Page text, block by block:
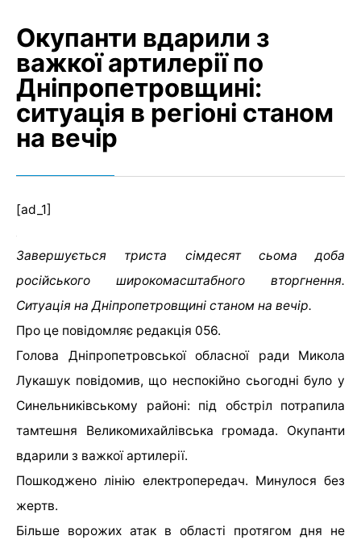
Окупанти вдарили з
важкої артилерії по
Дніпропетровщині:
ситуація в регіоні станом
на вечір
[ad_1]
Завершується триста сімдесят сьома доба
російського широкомасштабного вторгнення.
Ситуація на Дніпропетровщині станом на вечір.
Про це повідомляє редакція 056.
Голова Дніпропетровської обласної ради Микола
Лукашук повідомив, що неспокійно сьогодні було у
Синельниківському районі: під обстріл потрапила
тамтешня Великомихайлівська громада. Окупанти
вдарили з важкої артилерії.
Пошкоджено лінію електропередач. Минулося без
жертв.
Більше ворожих атак в області протягом дня не